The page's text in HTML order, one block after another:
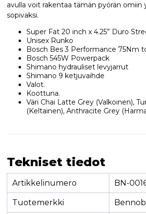
avulla voit rakentaa tämän pyörän omiin
sopivaksi.
Super Fat 20 inch x 4.25” Duro
Unisex Runko
Bosch Bes 3 Performance 75Nm
Bosch 545W Powerpack
Shimano hydrauliset levyjarrut
Shimano 9 ketjuvaihde
Valot.
Koottuna.
Väri Chai Latte Grey (Valkoinen),
(Keltainen), Anthracite Grey
Tekniset tiedot
Artikkelinumero BN-
Tuotemerkki